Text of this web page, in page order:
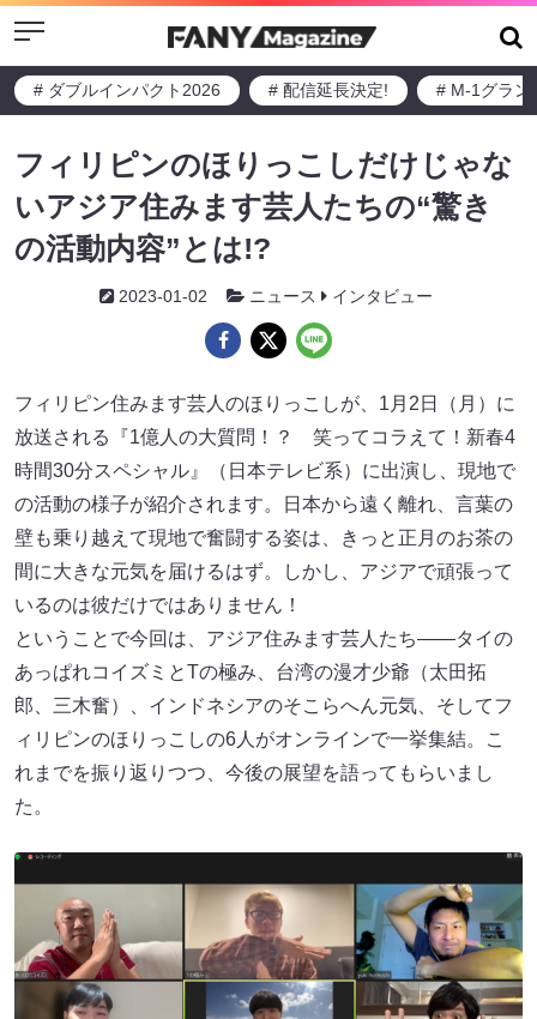
Menu
# ダブルインパクト2026 # 配信延長決定! # M-1グラン
フィリピンのほりっこしだけじゃな
いアジア住みます芸人たちの“驚き
の活動内容”とは!?
2023-01-02 ニュース インタビュー
フィリピン住みます芸人のほりっこしが、1月2日（月）に
放送される『1億人の大質問！？ 笑ってコラえて！新春4
時間30分スペシャル』（日本テレビ系）に出演し、現地で
の活動の様子が紹介されます。日本から遠く離れ、言葉の
壁も乗り越えて現地で奮闘する姿は、きっと正月のお茶の
間に大きな元気を届けるはず。しかし、アジアで頑張って
いるのは彼だけではありません！
ということで今回は、アジア住みます芸人たち――タイの
あっぱれコイズミとTの極み、台湾の漫才少爺（太田拓
郎、三木奮）、インドネシアのそこらへん元気、そしてフ
ィリピンのほりっこしの6人がオンラインで一挙集結。こ
れまでを振り返りつつ、今後の展望を語ってもらいまし
た。